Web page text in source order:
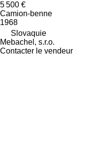
5 500 €
Camion-benne
1968
Slovaquie
Mebachel, s.r.o.
Contacter le vendeur